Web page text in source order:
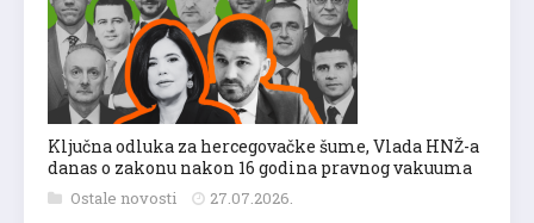
Ključna odluka za hercegovačke šume, Vlada HNŽ-a
danas o zakonu nakon 16 godina pravnog vakuuma
Ostale novosti 27.07.2026.